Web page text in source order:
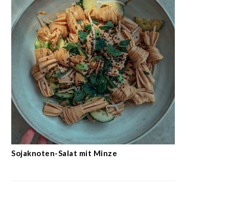
Sojaknoten-Salat mit Minze